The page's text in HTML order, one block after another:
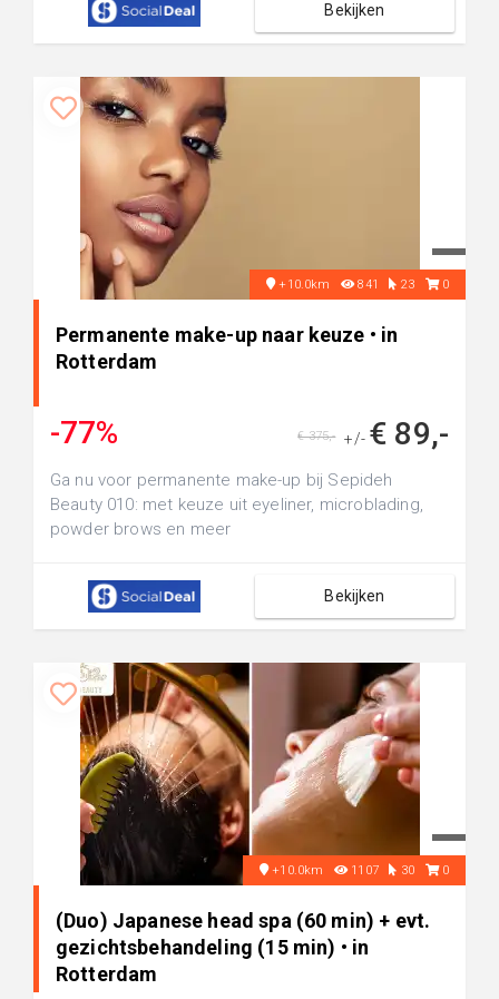
Bekijken
+10.0km 841 23 0
Permanente make-up naar keuze • in
Rotterdam
-77% +/- € 89,-
€ 375,-
Ga nu voor permanente make-up bij Sepideh
Beauty 010: met keuze uit eyeliner, microblading,
powder brows en meer
Bekijken
+10.0km 1107 30 0
(Duo) Japanese head spa (60 min) + evt.
gezichtsbehandeling (15 min) • in
Rotterdam